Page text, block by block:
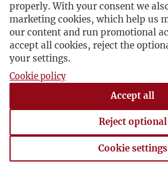
Bohater:
Juliusz Mieroszewski
Bohater:Maria (Maja)
Bohater:Władysław Anders
Bohater:Zofia Hertz
Bohater:
Bohater:Franciszka Toruńczyk
Władysław
properly. With your consent we
marketing cookies, which help us
our content and run promotional
accept all cookies, reject the
your settings.
Cookie policy
Accept all
Reject optional
Cookie settings
Cookie settings